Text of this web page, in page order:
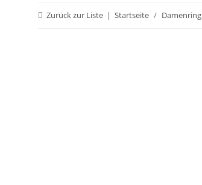
Zurück zur Liste Startseite Damenring